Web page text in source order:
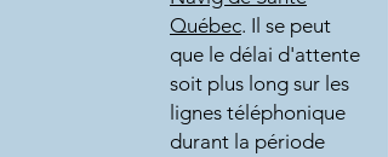
Québec. Il se peut
que le délai d'attente
soit plus long sur les
lignes téléphonique
durant la période